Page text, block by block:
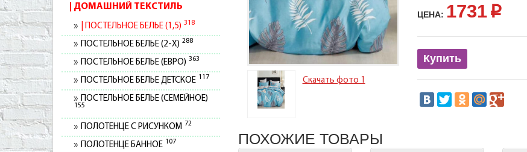
ДОМАШНИЙ ТЕКСТИЛЬ
ПОСТЕЛЬНОЕ БЕЛЬЕ (1,5) 318
ПОСТЕЛЬНОЕ БЕЛЬЕ (2-Х) 288
ПОСТЕЛЬНОЕ БЕЛЬЕ (ЕВРО) 363
ПОСТЕЛЬНОЕ БЕЛЬЕ ДЕТСКОЕ 117
ПОСТЕЛЬНОЕ БЕЛЬЕ (СЕМЕЙНОЕ)
155
ПОЛОТЕНЦЕ С РИСУНКОМ 72
ПОЛОТЕНЦЕ БАННОЕ 107
Скачать фото 1
ЦЕНА: 1731 p
Купить
ПОХОЖИЕ ТОВАРЫ